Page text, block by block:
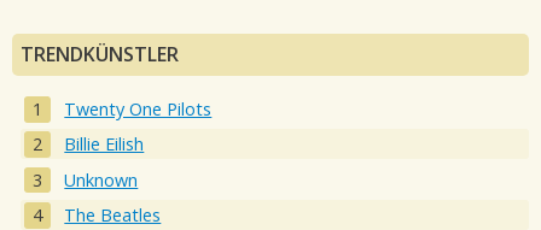
TRENDKÜNSTLER
Twenty One Pilots
Billie Eilish
Unknown
The Beatles